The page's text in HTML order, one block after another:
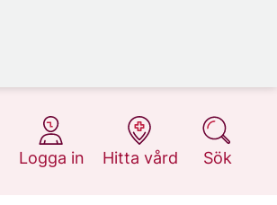
Logga in
på 1177.se
Hitta vård
på 1177.se
Sök
på 1177.se